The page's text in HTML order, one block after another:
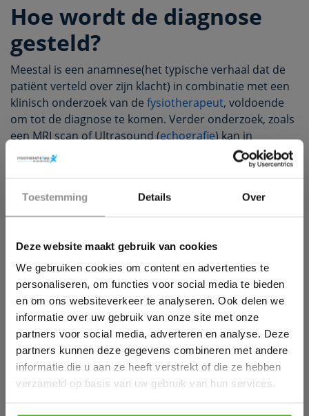
Toestemming Details Over
Deze website maakt gebruik van cookies
We gebruiken cookies om content en advertenties te
personaliseren, om functies voor social media te bieden
en om ons websiteverkeer te analyseren. Ook delen we
informatie over uw gebruik van onze site met onze
partners voor social media, adverteren en analyse. Deze
partners kunnen deze gegevens combineren met andere
informatie die u aan ze heeft verstrekt of die ze hebben
verzameld op basis van uw gebruik van hun services.
Hoe wordt de diagnose
gesteld?
Meestal is een anamnese(het typische verhaal dat de
patiënt verteld over zijn klacht) in combinatie met een
klinisch onderzoek van de fysiotherapeut, voldoende
om tot de diagnose te komen. Verder onderzoek, zoals
een MRI scan of Ultrasound (echografie) kan in
sommige gevallen bijdrage aan het bevestigen van de
diagnose en het vaststellen van de ernst van de
Wat is de prognose?
Personen met een kleine scheur in de achillespees
genezen goed met adequate fysiotherapie
en zijn
binnen een 2-3 weken terug op hun oorspronkelijke
(activiteiten)niveau. Indien er sprake is van een grotere
scheur, kan het herstel 4-8 weken of langer in beslag
nemen. Is de scheur echter zo groot dat het bijna een
complete ruptuur (scheur) is, zal er chirurgische
interventie nodig zijn.
Wil jij ook een pijnvrij leven?
Download hieronder dan gratis ons e-book!